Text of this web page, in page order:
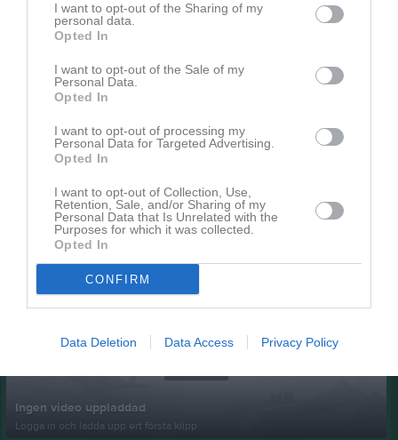
I want to opt-out of the Sharing of my
personal data.
Opted In
I want to opt-out of the Sale of my
Personal Data.
Opted In
I want to opt-out of processing my
Personal Data for Targeted Advertising.
Opted In
I want to opt-out of Collection, Use,
Retention, Sale, and/or Sharing of my
Personal Data that Is Unrelated with the
Purposes for which it was collected.
Opted In
CONFIRM
Data Deletion Data Access Privacy Policy
Senast uppladdade video
Ingen video uppladdad
Logga in och ladda upp ert första klipp